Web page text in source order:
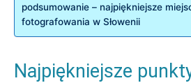
podsumowanie – ‍najpiękniejsze
fotografowania w Słowenii
Najpiękniejsze⁢